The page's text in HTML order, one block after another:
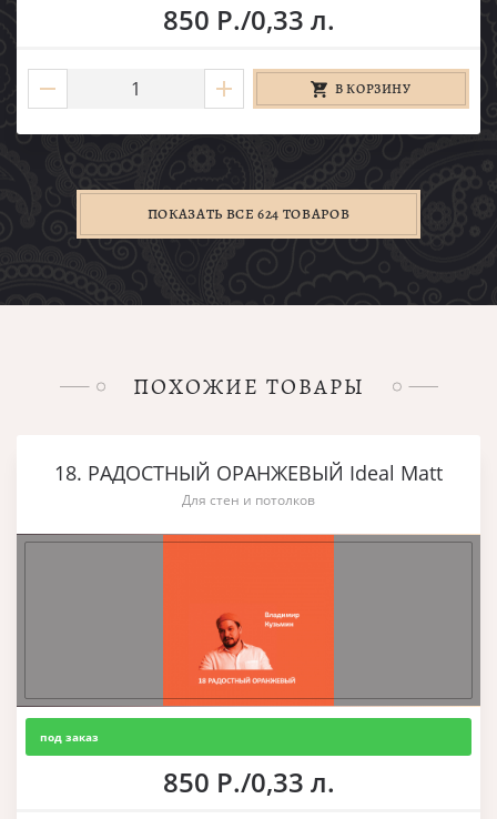
850 Р./0,33 л.
В КОРЗИНУ
ПОКАЗАТЬ ВСЕ 624 ТОВАРОВ
ПОХОЖИЕ ТОВАРЫ
18. РАДОСТНЫЙ ОРАНЖЕВЫЙ Ideal Matt
Для стен и потолков
под заказ
850 Р./0,33 л.